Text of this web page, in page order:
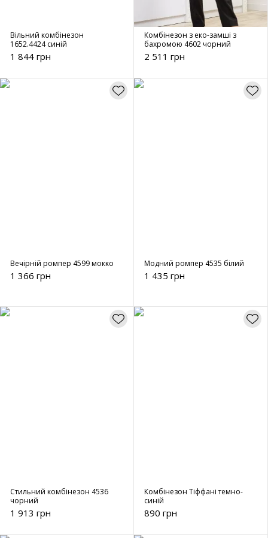
Вільний комбінезон
1652.4424 синій
1 844 грн
Комбінезон з еко-замші з
бахромою 4602 чорний
2 511 грн
Вечірній ромпер 4599 мокко
1 366 грн
Модний ромпер 4535 білий
1 435 грн
Стильний комбінезон 4536
чорний
1 913 грн
Комбінезон Тіффані темно-
синій
890 грн